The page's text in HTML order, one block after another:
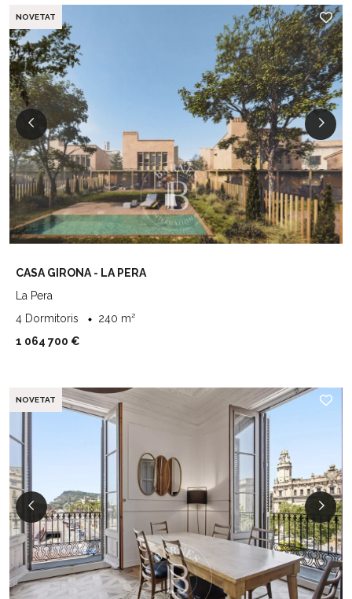
NOVETAT
CASA GIRONA - LA PERA
La Pera
4 Dormitoris
240 m²
1 064 700 €
NOVETAT